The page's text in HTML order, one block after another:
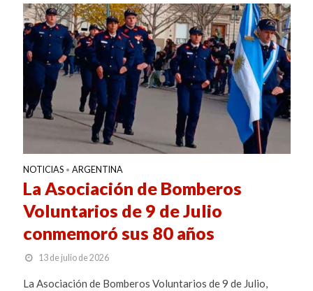
NOTICIAS • ARGENTINA
La Asociación de Bomberos
Voluntarios de 9 de Julio
conmemoró sus 80 años
13 de julio de 2026
La Asociación de Bomberos Voluntarios de 9 de Julio,